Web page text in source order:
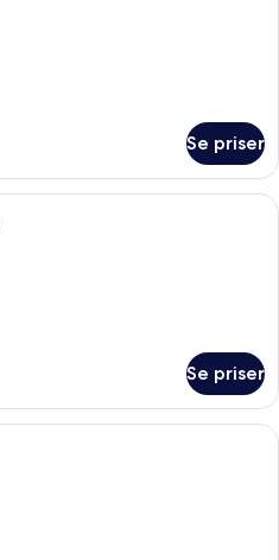
Se priser
Sengetøy av topp kvalitet,
Se priser
Sengetøy av topp kvalitet,